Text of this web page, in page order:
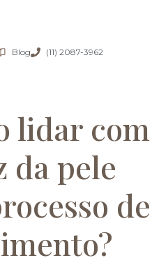
Blog (11) 2087-3962
lidar com
da pele
de